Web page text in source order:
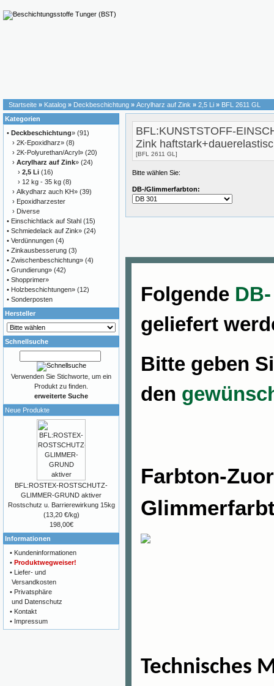
Startseite » Katalog » Deckbeschichtung » Acrylharz auf Zink » 2,5 Li » BFL 2611 GL
BFL:KUNSTSTOFF-
Zink
[BFL 2611 GL]
Bitte wählen Sie:
DB-/Glimmerfarbton:
Folgende
geliefert
Bitte geben
den
Farbton-
Technisches
Kategorien
• Deckbeschichtung» (91)
› 2K-Epoxidharz» (8)
› 2K-Polyurethan/Acryl» (20)
› Acrylharz auf Zink» (24)
› 2,5 Li (16)
› 12 kg - 35 kg (8)
› Alkydharz auch KH» (39)
› Epoxidharzester
› Diverse
• Einschichtlack auf Stahl (15)
• Schmiedelack auf Zink» (24)
• Verdünnungen (4)
• Zinkausbesserung (3)
• Zwischenbeschichtung» (4)
• Grundierung» (42)
• Shopprimer»
• Holzbeschichtungen» (12)
• Sonderposten
Hersteller
Schnellsuche
Verwenden Sie Stichworte, um ein
Produkt zu finden.
erweiterte Suche
Neue Produkte
BFL:ROSTEX-ROSTSCHUTZ-
GLIMMER-GRUND aktiver
Rostschutz u. Barrierewirkung 15kg
(13,20 €/kg)
198,00€
Informationen
• Kundeninformationen
• Produktwegweiser!
• Liefer- und
Versandkosten
• Privatsphäre
und Datenschutz
• Kontakt
• Impressum